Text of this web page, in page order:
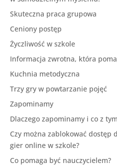
Skuteczna praca grupowa
Ceniony postęp
Życzliwość w szkole
Informacja zwrotna, która
Kuchnia metodyczna
Trzy gry w powtarzanie pojęć
Zapominamy
Dlaczego zapominamy i co z
Czy można zablokować dostęp
gier online w szkole?
Co pomaga być nauczycielem?